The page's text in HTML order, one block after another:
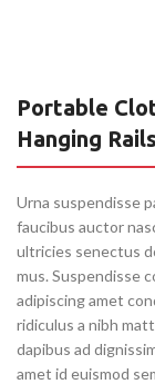
Portable
Hanging Rails
Urna suspendisse
faucibus auctor
ultricies senectus
mus. Suspendisse
adipiscing amet
ridiculus a nibh
dapibus ad
amet id euismod